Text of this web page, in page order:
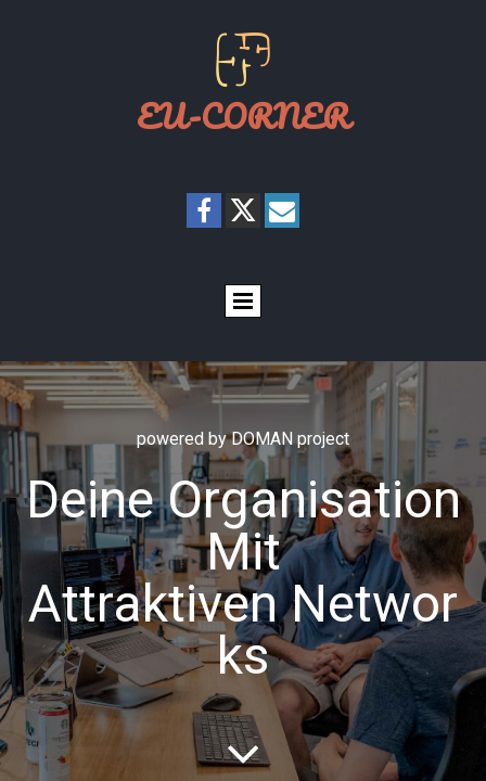
EU-CORNER
powered by DOMAN project
Deine Organisation
Mit
Attraktiven Networ
ks
